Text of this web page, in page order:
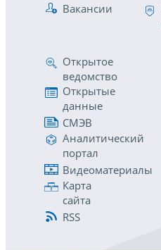
Вакансии
Открытое
ведомство
Открытые
данные
СМЭВ
Аналитический
портал
Видеоматериалы
Карта
сайта
RSS